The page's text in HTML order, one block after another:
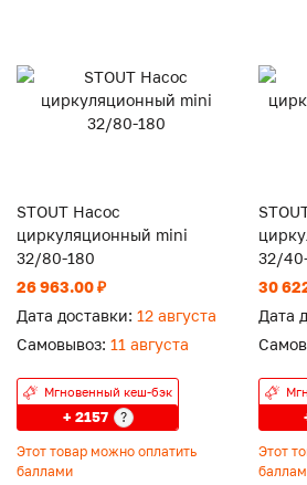
STOUT Насос
циркуляционный mini
32/80-180
26 963.00 ₽
Дата доставки: 12 августа
Самовывоз: 11 августа
Мгновенный кеш-бэк
+ 2157 ?
Этот товар можно оплатить
баллами
32/
30
Дата
Этот